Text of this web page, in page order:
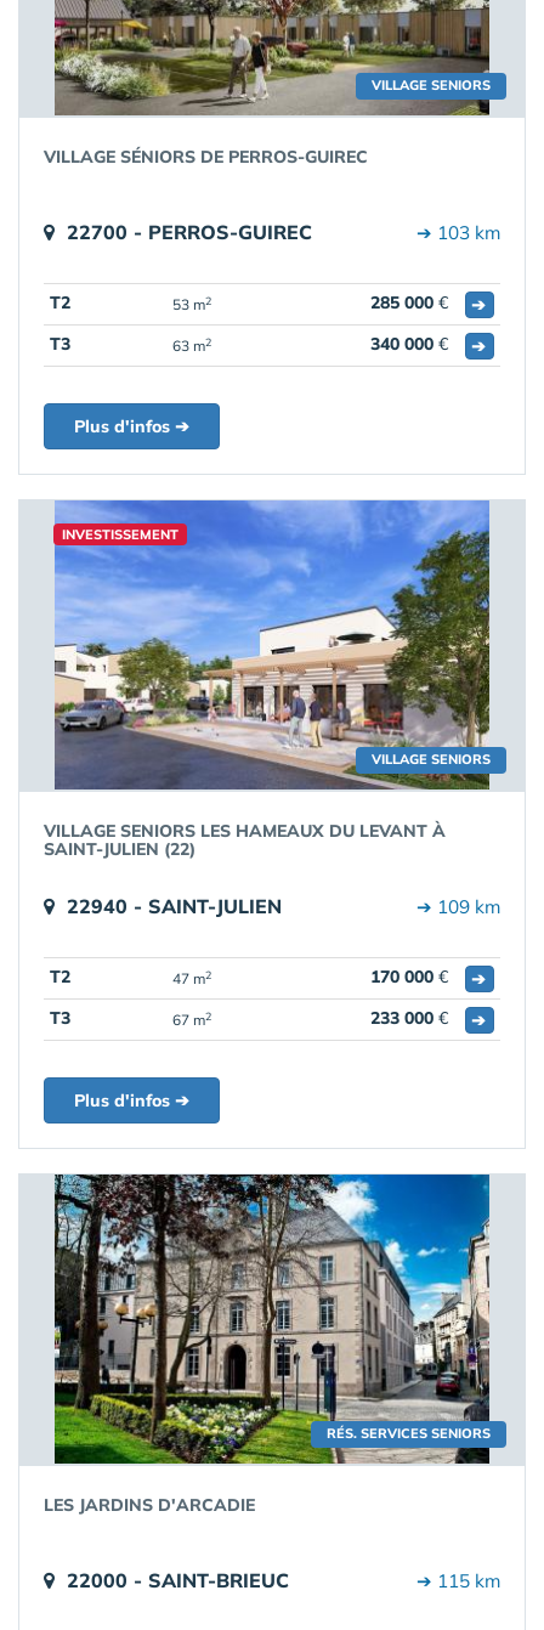
VILLAGE SENIORS
VILLAGE SÉNIORS DE PERROS-GUIREC
22700 - PERROS-GUIREC ➔ 103 km
T2 53 m2 285 000 €
➔
T3
63 m2 340 000 € ➔
Plus d'infos ➔
VILLAGE SENIORS
INVESTISSEMENT
VILLAGE SENIORS LES HAMEAUX DU LEVANT À
SAINT-JULIEN (22)
22940 - SAINT-JULIEN ➔ 109 km
T2 47 m2 170 000 €
➔
T3
67 m2 233 000 € ➔
Plus d'infos ➔
RÉS. SERVICES SENIORS
LES JARDINS D'ARCADIE
22000 - SAINT-BRIEUC ➔ 115 km